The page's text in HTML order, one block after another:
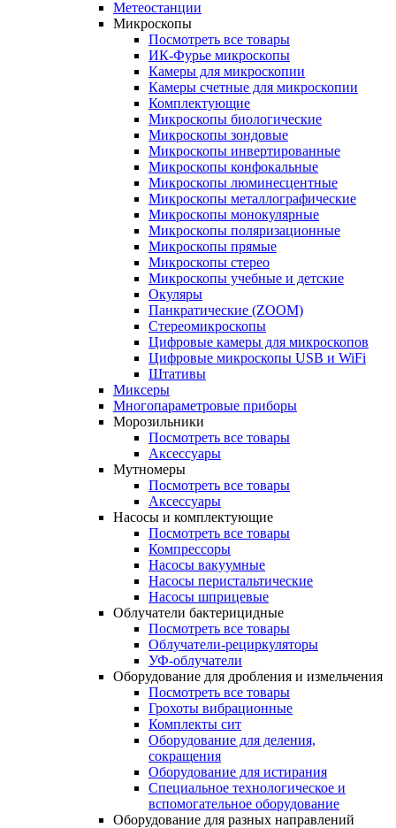
Метеостанции
Микроскопы
Посмотреть все товары
ИК-Фурье микроскопы
Камеры для микроскопии
Камеры счетные для микроскопии
Комплектующие
Микроскопы биологические
Микроскопы зондовые
Микроскопы инвертированные
Микроскопы конфокальные
Микроскопы люминесцентные
Микроскопы металлографические
Микроскопы монокулярные
Микроскопы поляризационные
Микроскопы прямые
Микроскопы стерео
Микроскопы учебные и детские
Окуляры
Панкратические (ZOOM)
Стереомикроскопы
Цифровые камеры для микроскопов
Цифровые микроскопы USB и WiFi
Штативы
Миксеры
Многопараметровые приборы
Морозильники
Посмотреть все товары
Аксессуары
Мутномеры
Посмотреть все товары
Аксессуары
Насосы и комплектующие
Посмотреть все товары
Компрессоры
Насосы вакуумные
Насосы перистальтические
Насосы шприцевые
Облучатели бактерицидные
Посмотреть все товары
Облучатели-рециркуляторы
УФ-облучатели
Оборудование для дробления и измельчения
Посмотреть все товары
Грохоты вибрационные
Комплекты сит
Оборудование для деления,
сокращения
Оборудование для истирания
Специальное технологическое и
вспомогательное оборудование
Оборудование для разных направлений